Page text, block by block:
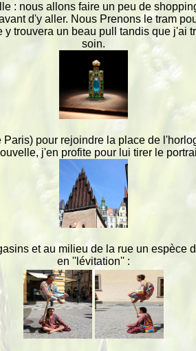
: nous allons faire un peu de
d'y aller. Nous Prenons le tram
trouvera un beau pull tandis que j'ai
soin.
pour rejoindre la place de
j'en profite pour lui tirer le
et au milieu de la rue un espèce
en ''lévitation'' :